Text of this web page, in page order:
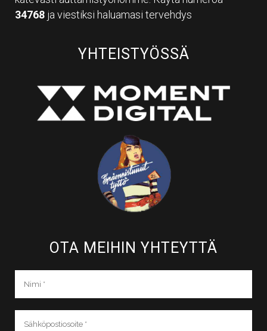
34768 ja viestiksi haluamasi tervehdys
YHTEISTYÖSSÄ
OTA MEIHIN YHTEYTTÄ​